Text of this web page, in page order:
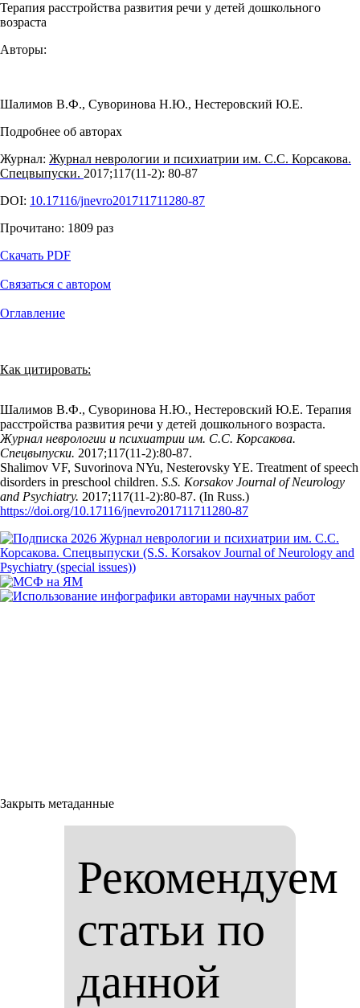
Терапия расстройства развития речи у детей дошкольного
возраста
Авторы:
Шалимов В.Ф., Суворинова Н.Ю., Нестеровский Ю.Е.
Подробнее об авторах
Журнал: Журнал неврологии и психиатрии им. С.С. Корсакова.
Спецвыпуски. 2017;117(11‑2): 80‑87
DOI: 10.17116/jnevro201711711280-87
Прочитано: 1809 раз
Скачать PDF
Связаться с автором
Оглавление
Как цитировать:
Шалимов В.Ф., Суворинова Н.Ю., Нестеровский Ю.Е. Терапия
расстройства развития речи у детей дошкольного возраста.
Журнал неврологии и психиатрии им. С.С. Корсакова.
Спецвыпуски. 2017;117(11‑2):80‑87.
Shalimov VF, Suvorinova NYu, Nesterovsky YE. Treatment of speech
disorders in preschool children. S.S. Korsakov Journal of Neurology
and Psychiatry. 2017;117(11‑2):80‑87. (In Russ.)
https://doi.org/10.17116/jnevro201711711280-87
Закрыть метаданные
Рекомендуем
статьи по
данной